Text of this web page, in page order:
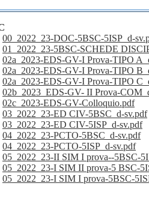
00_2022_23-DOC-5BSC-5ISP_d-
01_2022_23-5BSC-SCHEDE
02a_2023-EDS-GV-I Prova-TIPO
02a_2023-EDS-GV-I Prova-TIPO
02a_2023-EDS-GV-I Prova-TIPO
02b_2023_EDS-GV- II Prova-
02c_2023-EDS-GV-Colloquio.pdf
03_2022_23-ED CIV-5BSC_d-sv.pdf
03_2022_23-ED CIV-5ISP_d-sv.pdf
04_2022_23-PCTO-5BSC_d-sv.pdf
04_2022_23-PCTO-5ISP_d-sv.pdf
05_2022_23-II SIM I prova--5BSC-
05_2022_23-I SIM II prova-5 BSC-
05_2022_23-I SIM I prova-5BSC-